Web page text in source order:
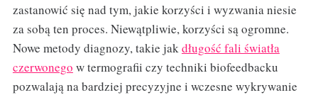
zastanowić się nad tym, jakie korzyści i wyzwania niesie
za sobą ten proces. Niewątpliwie, korzyści są ogromne.
Nowe metody diagnozy, takie jakdługość fali światła
czerwonego w termografii czy techniki biofeedbacku
pozwalają na bardziej precyzyjne i wczesne wykrywanie